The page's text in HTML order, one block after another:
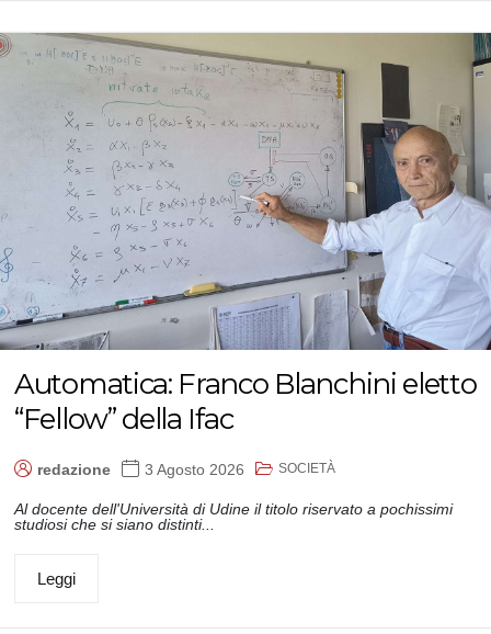
Automatica: Franco Blanchini eletto
“Fellow” della Ifac
redazione 3 Agosto 2026 SOCIETÀ
Al docente dell'Università di Udine il titolo riservato a pochissimi
studiosi che si siano distinti...
Leggi